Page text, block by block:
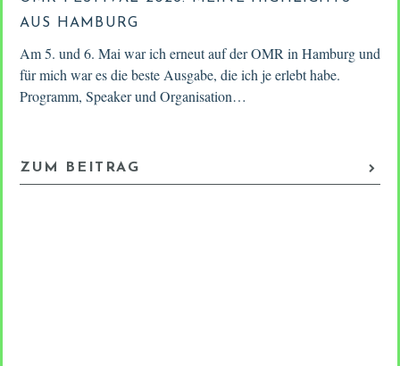
AUS HAMBURG
Am 5. und 6. Mai war ich erneut auf der OMR in Hamburg und
für mich war es die beste Ausgabe, die ich je erlebt habe.
Programm, Speaker und Organisation…
ZUM BEITRAG